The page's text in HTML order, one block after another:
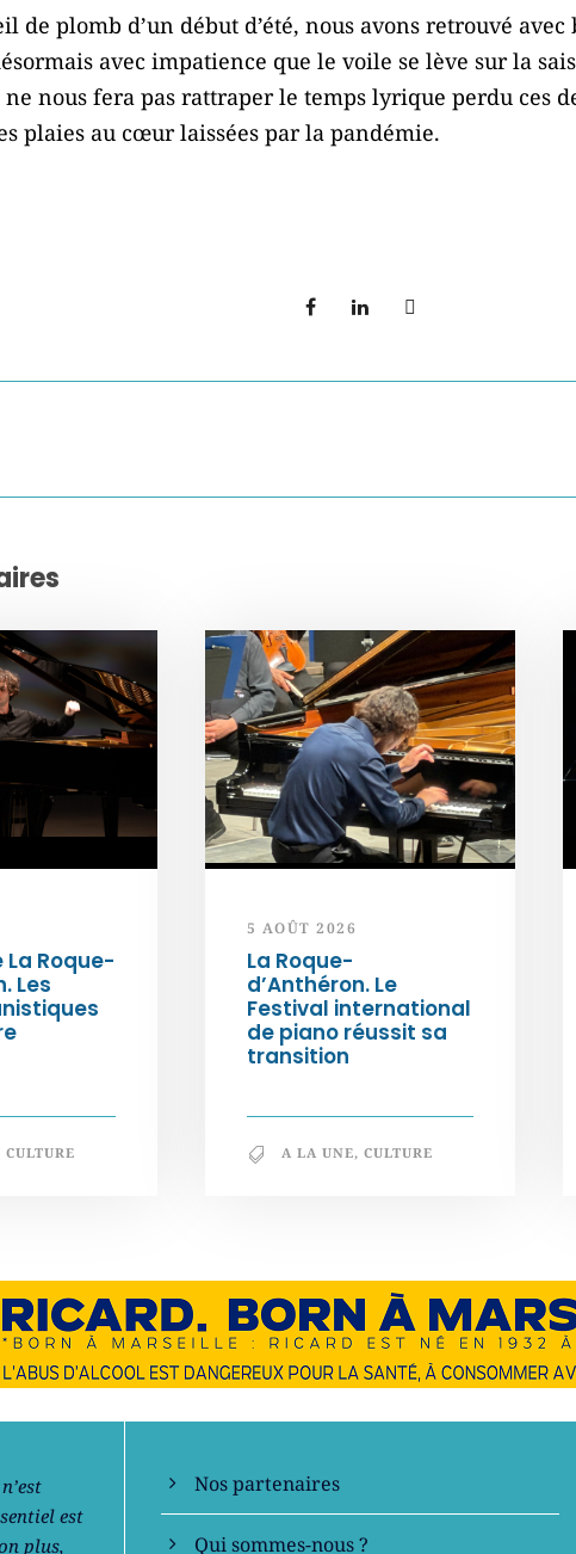
de plomb d’un début d’été, nous avons retrouvé
avec impatience que le voile se lève sur la
ne nous fera pas rattraper le temps lyrique perdu ces
plaies au cœur laissées par la pandémie.
Roque-
Les
CULTURE
5 AOÛT 2026
La Roque-
d’Anthéron. Le
Festival international
de piano réussit sa
transition
A LA UNE, CULTURE
est
plus,
En savoir +
Nos partenaires
Qui sommes-nous ?